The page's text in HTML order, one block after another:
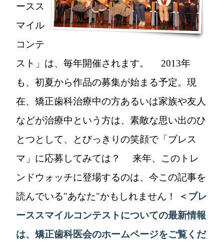
ースス
マイル
コンテ
スト」は、毎年開催されます。 2013年
も、初夏から作品の募集が始まる予定。現
在、矯正歯科治療中の方あるいは家族や友人
などが治療中という方は、素敵な思い出のひ
とつとして、とびっきりの笑顔で「ブレス
マ」に応募してみては？ 来年、このトレ
ンドウォッチに登場するのは、今この記事を
読んでいる"あなた"かもしれません！
＜ブレ
ーススマイルコンテストについての最新情報
は、矯正歯科医会のホームページをご覧くだ